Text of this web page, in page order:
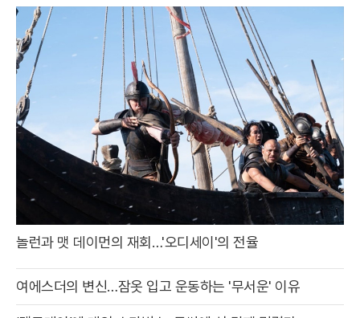
놀런과 맷 데이먼의 재회…'오디세이'의 전율
여에스더의 변신…잠옷 입고 운동하는 '무서운' 이유